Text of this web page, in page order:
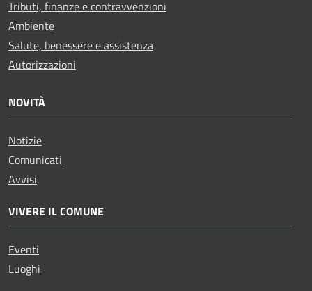
Tributi, finanze e contravvenzioni
Ambiente
Salute, benessere e assistenza
Autorizzazioni
NOVITÀ
Notizie
Comunicati
Avvisi
VIVERE IL COMUNE
Eventi
Luoghi